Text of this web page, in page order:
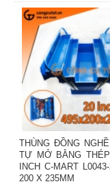
THÙNG ĐỒNG
TỰ MỞ BẰNG
INCH C-MART
200 X 235MM